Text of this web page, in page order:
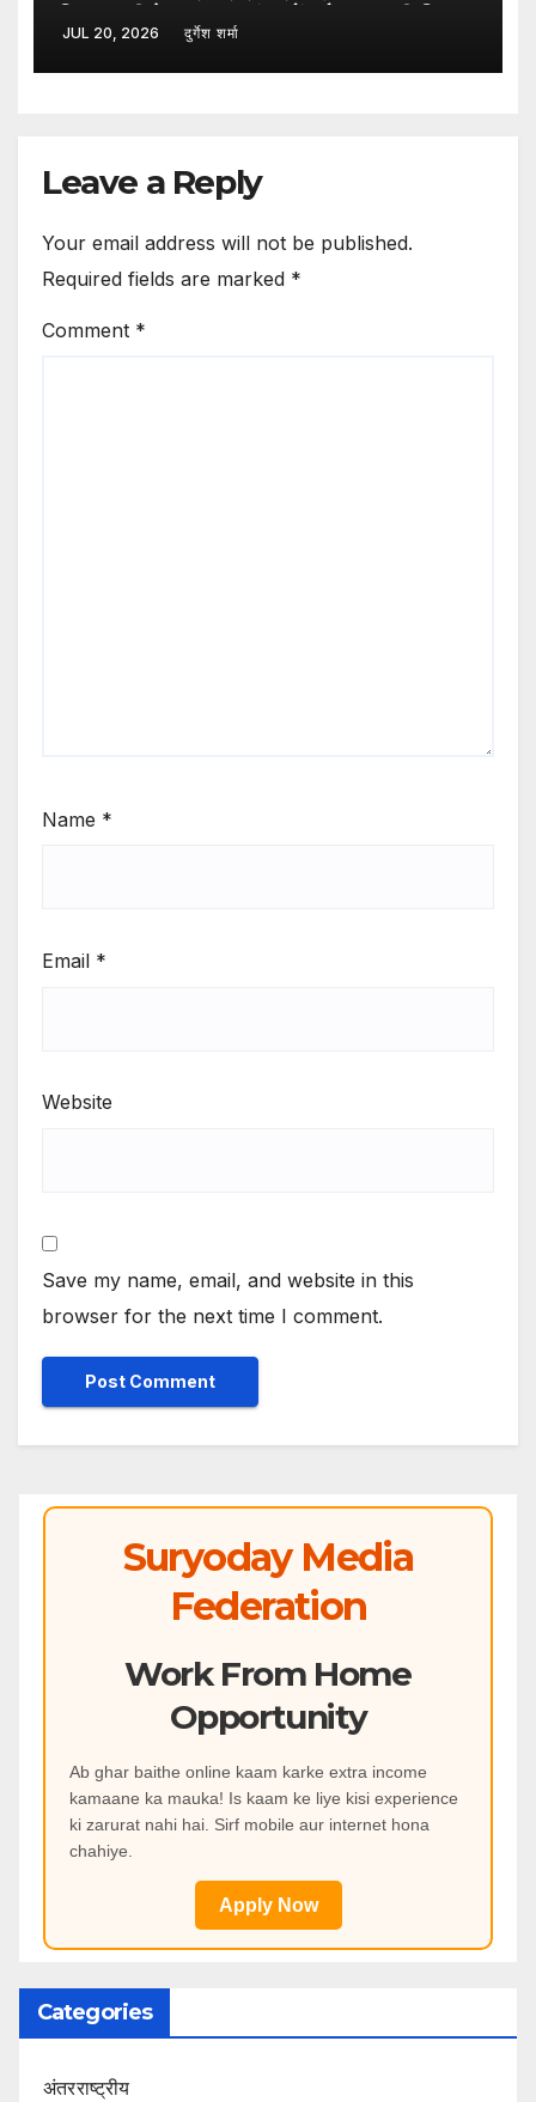
किफायती फेस वॉश, मुंहासों और ऑयली स्किन
से राहत देने का दावा
JUL 20, 2026 दुर्गेश शर्मा
Leave a Reply
Your email address will not be published.
Required fields are marked *
Comment *
Name *
Email *
Website
Save my name, email, and website in this
browser for the next time I comment.
Suryoday Media
Federation
Work From Home
Opportunity
Ab ghar baithe online kaam karke extra income
kamaane ka mauka! Is kaam ke liye kisi experience
ki zarurat nahi hai. Sirf mobile aur internet hona
chahiye.
Apply Now
Categories
अंतरराष्ट्रीय